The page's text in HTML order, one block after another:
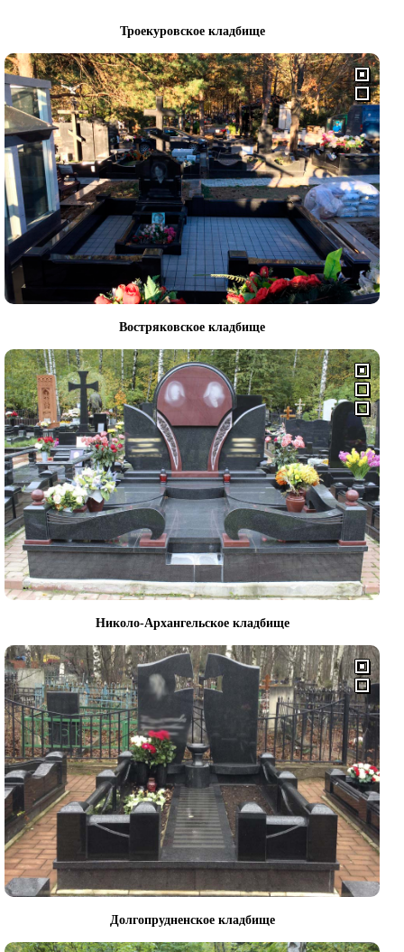
Троекуровское кладбище
Востряковское кладбище
Николо-Архангельское кладбище
Долгопрудненское кладбище